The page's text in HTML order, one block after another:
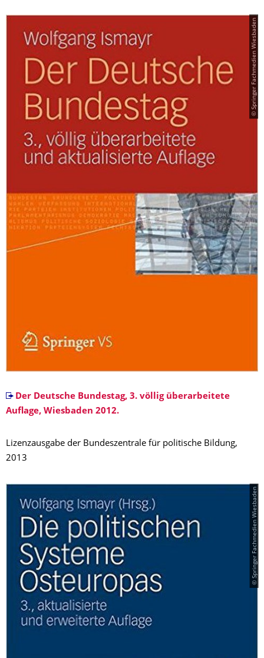
© Springer Fachmedien Wiesbaden
Der Deutsche Bundestag, 3. völlig überarbeitete
Auflage, Wiesbaden 2012.
Lizenzausgabe der Bundeszentrale für politische Bildung,
2013
© Springer Fachmedien Wiesbaden